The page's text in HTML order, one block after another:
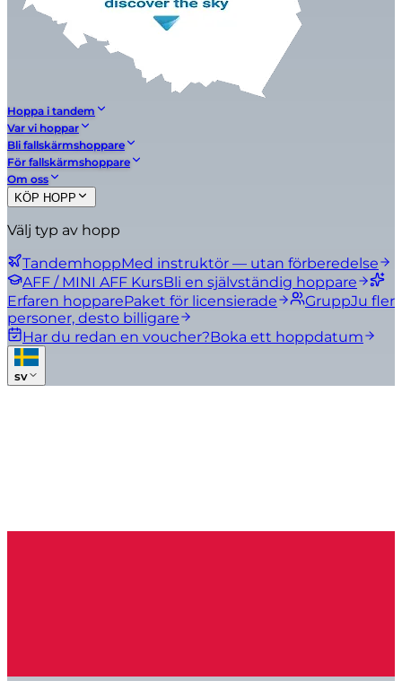
Hoppa i tandem
Var vi hoppar
Bli fallskärmshoppare
För fallskärmshoppare
Om oss
KÖP HOPP
Välj typ av hopp
TandemhoppMed instruktör — utan förberedelse
AFF / MINI AFF KursBli en självständig hoppare
Erfaren hopparePaket för licensierade GruppJu fler
personer, desto billigare
Har du redan en voucher?Boka ett hoppdatum
sv